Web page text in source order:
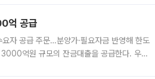
억 공급
자 공급 주문…분양가·필요자금 반영해 한도
억원 규모의 잔금대출을 공급한다. 우리